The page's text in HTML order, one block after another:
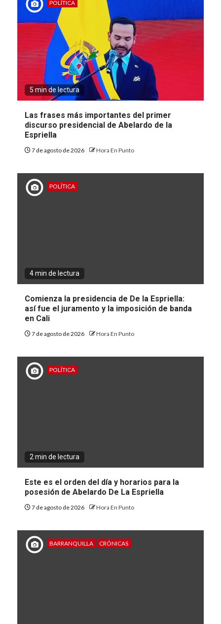
POLÍTICA
5 min de lectura
Las frases más importantes del primer
discurso presidencial de Abelardo de la
Espriella
7 de agosto de 2026 Hora En Punto
POLÍTICA
4 min de lectura
Comienza la presidencia de De la Espriella:
así fue el juramento y la imposición de banda
en Cali
7 de agosto de 2026 Hora En Punto
POLÍTICA
2 min de lectura
Este es el orden del día y horarios para la
posesión de Abelardo De La Espriella
7 de agosto de 2026 Hora En Punto
BARRANQUILLA CRÓNICAS